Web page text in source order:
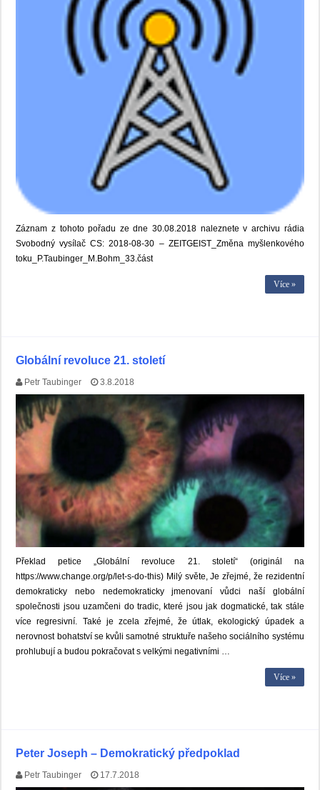
Záznam z tohoto pořadu ze dne 30.08.2018 naleznete v archivu rádia
Svobodný vysílač CS: 2018-08-30 – ZEITGEIST_Změna myšlenkového
toku_P.Taubinger_M.Bohm_33.část
Více »
Globální revoluce 21. století
Petr Taubinger 3.8.2018
Překlad petice „Globální revoluce 21. století“ (originál na
https://www.change.org/p/let-s-do-this) Milý světe, Je zřejmé, že rezidentní
demokraticky nebo nedemokraticky jmenovaní vůdci naší globální
společnosti jsou uzamčeni do tradic, které jsou jak dogmatické, tak stále
více regresivní. Také je zcela zřejmé, že útlak, ekologický úpadek a
nerovnost bohatství se kvůli samotné struktuře našeho sociálního systému
prohlubují a budou pokračovat s velkými negativními …
Více »
Peter Joseph – Demokratický předpoklad
Petr Taubinger 17.7.2018